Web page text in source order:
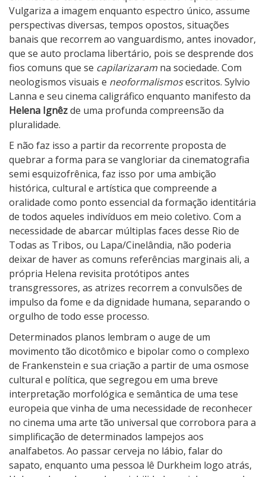
u
?
Vulgariza a imagem enquanto espectro único, assume
perspectivas diversas, tempos opostos, situações
banais que recorrem ao vanguardismo, antes inovador,
que se auto proclama libertário, pois se desprende dos
fios comuns que se capilarizaram na sociedade. Com
neologismos visuais e neoformalismosescritos. Sylvio
Lanna e seu cinema caligráfico enquanto manifesto da
Helena Ignêzde uma profunda compreensão da
pluralidade.
E não faz isso a partir da recorrente proposta de
quebrar a forma para se vangloriar da cinematografia
semi esquizofrênica, faz isso por uma ambição
histórica, cultural e artística que compreende a
oralidade como ponto essencial da formação identitária
de todos aqueles indivíduos em meio coletivo. Com a
necessidade de abarcar múltiplas faces desse Rio de
Todas as Tribos, ou Lapa/Cinelândia, não poderia
deixar de haver as comuns referências marginais ali, a
própria Helena revisita protótipos antes
transgressores, as atrizes recorrem a convulsões de
impulso da fome e da dignidade humana, separando o
orgulho de todo esse processo.
Determinados planos lembram o auge de um
movimento tão dicotômico e bipolar como o complexo
de Frankenstein e sua criação a partir de uma osmose
cultural e política, que segregou em uma breve
interpretação morfológica e semântica de uma tese
europeia que vinha de uma necessidade de reconhecer
no cinema uma arte tão universal que corrobora para a
simplificação de determinados lampejos aos
analfabetos. Ao passar cerveja no lábio, falar do
sapato, enquanto uma pessoa lê Durkheim logo atrás,